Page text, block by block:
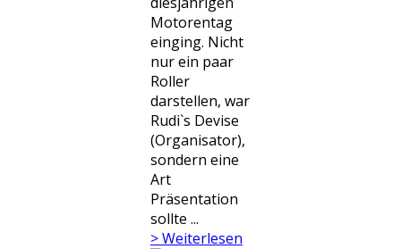
Motorentag
einging. Nicht
nur ein paar
Roller
darstellen, war
Rudi`s Devise
(Organisator),
sondern eine
Art
Präsentation
sollte ...
> Weiterlesen